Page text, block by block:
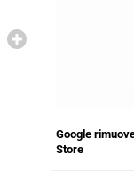
Google
Store